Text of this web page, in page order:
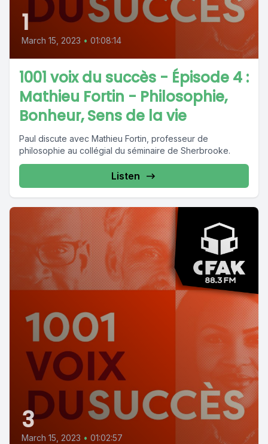
1
March 15, 2023 • 01:08:14
1001 voix du succès - Épisode 4 :
Mathieu Fortin - Philosophie,
Bonheur, Sens de la vie
Paul discute avec Mathieu Fortin, professeur de
philosophie au collégial du séminaire de Sherbrooke.
Listen
3
March 15, 2023 • 01:02:57